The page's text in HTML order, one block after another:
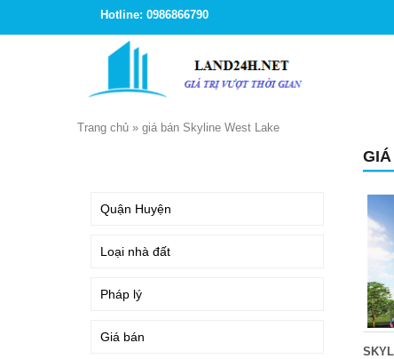
Hotline: 0986866790
Trang chủ » giá bán Skyline West Lake